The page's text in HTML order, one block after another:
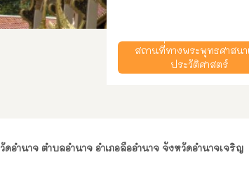
สถานที่ทางพระพุทธศาสนา
ประวัติศาสตร์
วัดอำนาจ ตำบลอำนาจ อำเภอลืออำนาจ จังหวัดอำนาจเจริญ